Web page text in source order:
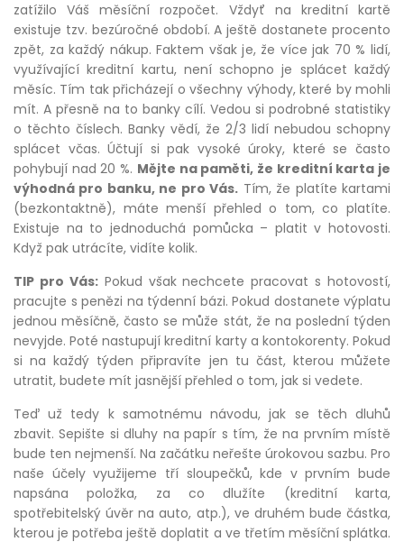
zatížilo Váš měsíční rozpočet. Vždyť na kreditní kartě
existuje tzv. bezúročné období. A ještě dostanete procento
zpět, za každý nákup. Faktem však je, že více jak 70 % lidí,
využívající kreditní kartu, není schopno je splácet každý
měsíc. Tím tak přicházejí o všechny výhody, které by mohli
mít. A přesně na to banky cílí. Vedou si podrobné statistiky
o těchto číslech. Banky vědí, že 2/3 lidí nebudou schopny
splácet včas. Účtují si pak vysoké úroky, které se často
pohybují nad 20 %. Mějte na paměti, že kreditní karta je
výhodná pro banku, ne pro Vás. Tím, že platíte kartami
(bezkontaktně), máte menší přehled o tom, co platíte.
Existuje na to jednoduchá pomůcka – platit v hotovosti.
Když pak utrácíte, vidíte kolik.
TIP pro Vás:Pokud však nechcete pracovat s hotovostí,
pracujte s penězi na týdenní bázi. Pokud dostanete výplatu
jednou měsíčně, často se může stát, že na poslední týden
nevyjde. Poté nastupují kreditní karty a kontokorenty. Pokud
si na každý týden připravíte jen tu část, kterou můžete
utratit, budete mít jasnější přehled o tom, jak si vedete.
Teď už tedy k samotnému návodu, jak se těch dluhů
zbavit. Sepište si dluhy na papír s tím, že na prvním místě
bude ten nejmenší. Na začátku neřešte úrokovou sazbu. Pro
naše účely využijeme tří sloupečků, kde v prvním bude
napsána položka, za co dlužíte (kreditní karta,
spotřebitelský úvěr na auto, atp.), ve druhém bude částka,
kterou je potřeba ještě doplatit a ve třetím měsíční splátka.